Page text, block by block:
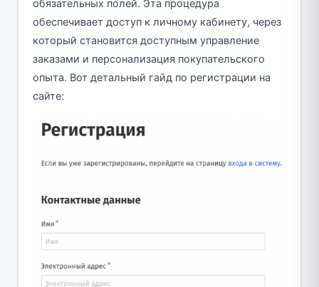
обязательных полей. Эта процедура
обеспечивает доступ к личному кабинету, через
который становится доступным управление
заказами и персонализация покупательского
опыта. Вот детальный гайд по регистрации на
сайте: